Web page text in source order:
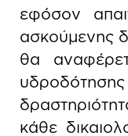
εφόσον
ασκούμενης
θα
κάθε